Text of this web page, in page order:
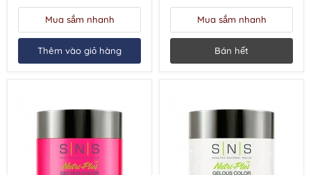
được
không?Mua sắm nhanh
Thêm vào giỏ hàng
Mua sắm nhanh
Bán hết